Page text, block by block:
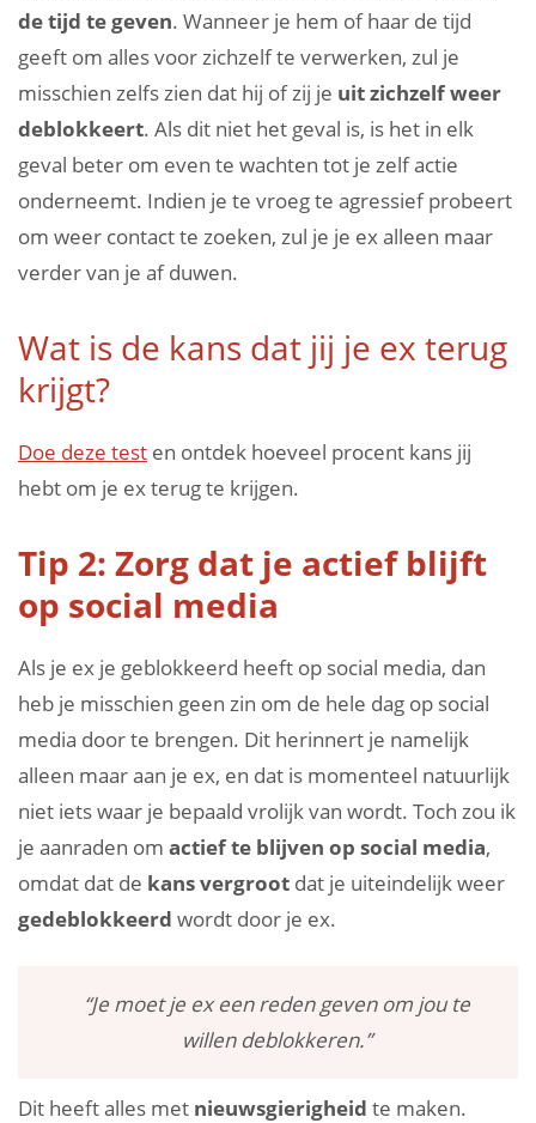
de tijd te geven. Wanneer je hem of haar de tijd
geeft om alles voor zichzelf te verwerken, zul je
misschien zelfs zien dat hij of zij je uit zichzelf weer
deblokkeert. Als dit niet het geval is, is het in elk
geval beter om even te wachten tot je zelf actie
onderneemt. Indien je te vroeg te agressief probeert
om weer contact te zoeken, zul je je ex alleen maar
verder van je af duwen.
Wat is de kans dat jij je ex terug
krijgt?
Doe deze test en ontdek hoeveel procent kans jij
hebt om je ex terug te krijgen.
Tip 2: Zorg dat je actief blijft
op social media
Als je ex je geblokkeerd heeft op social media, dan
heb je misschien geen zin om de hele dag op social
media door te brengen. Dit herinnert je namelijk
alleen maar aan je ex, en dat is momenteel natuurlijk
niet iets waar je bepaald vrolijk van wordt. Toch zou ik
je aanraden om actief te blijven op social media,
omdat dat de kans vergroot dat je uiteindelijk weer
gedeblokkeerd wordt door je ex.
“Je moet je ex een reden geven om jou te
willen deblokkeren.”
Dit heeft alles met nieuwsgierigheid te maken.